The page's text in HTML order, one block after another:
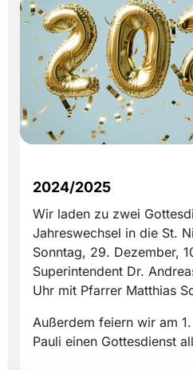
2024/2025
Wir laden zu zwei
Jahreswechsel in die St.
Sonntag, 29. Dezember,
Superintendent Dr.
Uhr mit Pfarrer Matthias
Außerdem feiern wir am
Pauli einen Gottesdienst